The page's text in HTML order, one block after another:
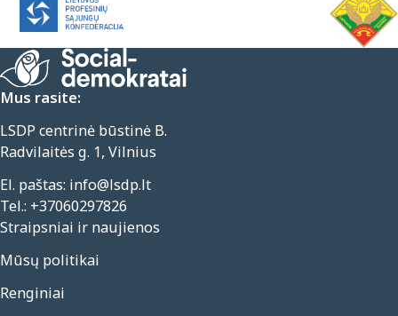
Mus rasite:
LSDP centrinė būstinė B.
Radvilaitės g. 1, Vilnius
El. paštas: info@lsdp.lt
Tel.: +37060297826
Straipsniai ir naujienos
Mūsų politikai
Renginiai